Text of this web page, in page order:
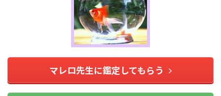
マレロ先生に鑑定してもらう